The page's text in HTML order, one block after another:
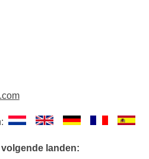
landen: